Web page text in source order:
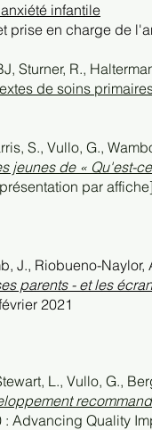
infantile
prise en charge de
Sturner, R.,
de soins
S., Vullo, G.,
jeunes de « Qu'est-
par
J., Riobueno-
parents - et les
2021
L., Vullo, G.,
Advancing Quality